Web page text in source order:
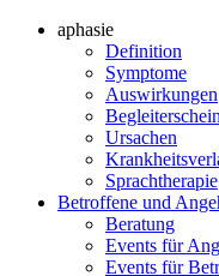
aphasie
Definition
Symptome
Auswirkungen
Ursachen
Sprachtherapie
Betroffene und
Beratung
Events für
Events für